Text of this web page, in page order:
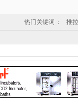
热门关键词 ： 推